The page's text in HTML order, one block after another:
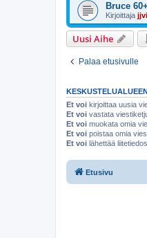
Bruce
Kirjoittaja
Uusi Aihe
Palaa etusivulle
Et voi kirjoittaa uusia
Et voi vastata
Et voi muokata omia
Et voi poistaa omia
Et voi lähettää
Etusivu